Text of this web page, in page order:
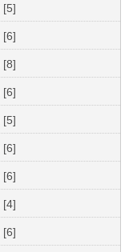
[5]
[6]
[8]
[6]
[5]
[6]
[6]
[4]
[6]